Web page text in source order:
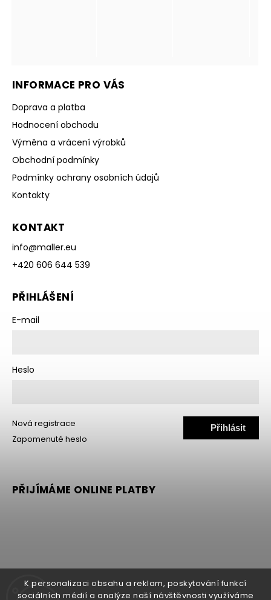
K personalizaci obsahu a reklam, poskytování funkcí
sociálních médií a analýze naší návštěvnosti využíváme
INFORMACE PRO VÁS
Doprava a platba
Hodnocení obchodu
Výměna a vrácení výrobků
Obchodní podmínky
Podmínky ochrany osobních údajů
Kontakty
KONTAKT
info@maller.eu
+420 606 644 539
PŘIHLÁŠENÍ
E-mail
Heslo
Přihlásit
Nová registrace
Zapomenuté heslo
PŘIJÍMÁME ONLINE PLATBY